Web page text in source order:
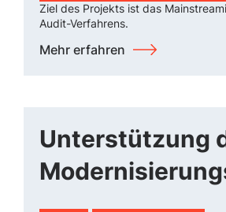
Ziel des Projekts ist das
Audit-Verfahrens.
Mehr erfahren
Unterstützung